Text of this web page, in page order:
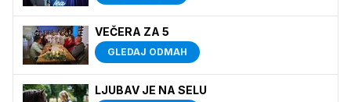
VEČERA ZA 5
GLEDAJ ODMAH
LJUBAV JE NA SELU